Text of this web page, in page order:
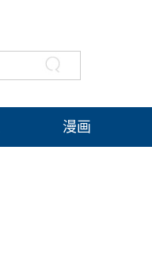
漫画